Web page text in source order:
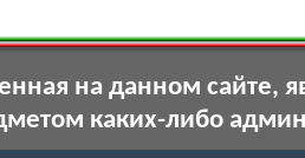
на данном сайте,
каких-либо